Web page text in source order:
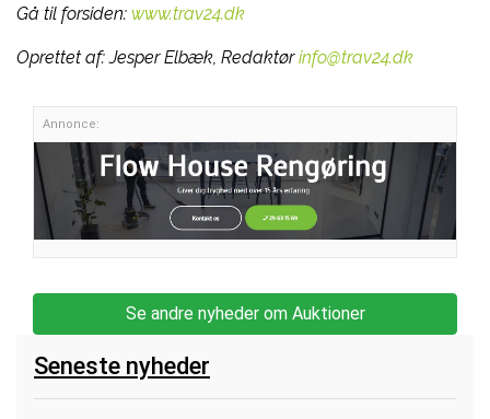
Gå til forsiden: www.trav24.dk
Oprettet af:Jesper Elbæk, Redaktør info@trav24.dk
Annonce:
Se andre nyheder om Auktioner
Seneste nyheder